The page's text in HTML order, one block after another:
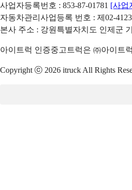
사업자등록번호 : 853-87-01781 [사업
자동차관리사업등록 번호 : 제02-
본사 주소 : 강원특별자치도 인제군
아이트럭 인증중고트럭은 ㈜아이트
Copyright ⓒ 2026 itruck All Rights